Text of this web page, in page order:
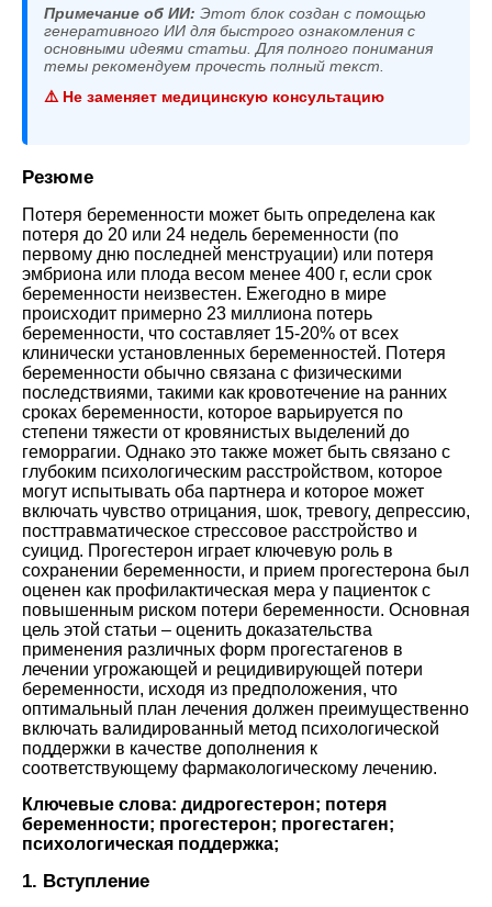
Примечание об ИИ: Этот блок создан с помощью
генеративного ИИ для быстрого ознакомления с
основными идеями статьи. Для полного понимания
темы рекомендуем прочесть полный текст.
⚠️ Не заменяет медицинскую консультацию
Резюме
Потеря беременности может быть определена как
потеря до 20 или 24 недель беременности (по
первому дню последней менструации) или потеря
эмбриона или плода весом менее 400 г, если срок
беременности неизвестен. Ежегодно в мире
происходит примерно 23 миллиона потерь
беременности, что составляет 15-20% от всех
клинически установленных беременностей. Потеря
беременности обычно связана с физическими
последствиями, такими как кровотечение на ранних
сроках беременности, которое варьируется по
степени тяжести от кровянистых выделений до
геморрагии. Однако это также может быть связано с
глубоким психологическим расстройством, которое
могут испытывать оба партнера и которое может
включать чувство отрицания, шок, тревогу, депрессию,
посттравматическое стрессовое расстройство и
суицид. Прогестерон играет ключевую роль в
сохранении беременности, и прием прогестерона был
оценен как профилактическая мера у пациенток с
повышенным риском потери беременности. Основная
цель этой статьи – оценить доказательства
применения различных форм прогестагенов в
лечении угрожающей и рецидивирующей потери
беременности, исходя из предположения, что
оптимальный план лечения должен преимущественно
включать валидированный метод психологической
поддержки в качестве дополнения к
соответствующему фармакологическому лечению.
Ключевые слова: дидрогестерон; потеря
беременности; прогестерон; прогестаген;
психологическая поддержка;
1. Вступление